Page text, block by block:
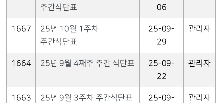
주간식단표
06
1667
25년 10월 1주차
주간식단표
25-09-
29
관리자
1664 25년 9월 4째주 주간 식단표
25-09-
22
관리자
1663 25년 9월 3주차 주간식단표
25-09-
관리자